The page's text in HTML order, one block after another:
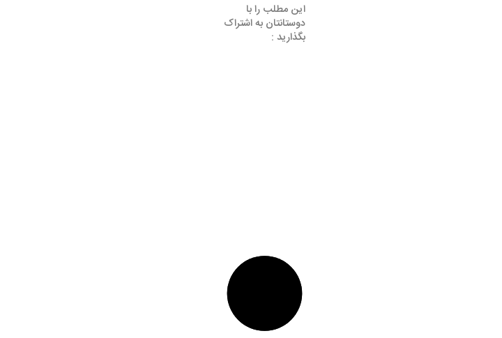
این مطلب را با
دوستانتان به اشتراک
بگذارید :